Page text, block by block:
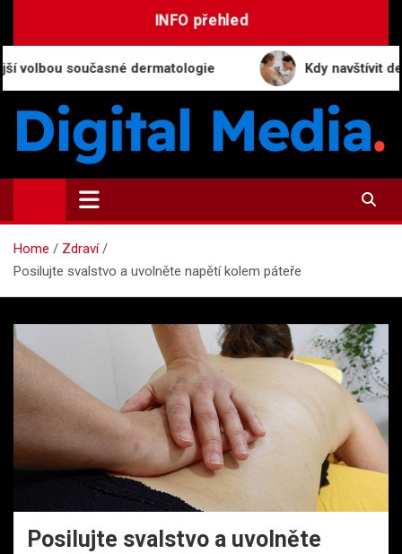
INFO přehled
dermatologie Kdy navštívit
Digital-Media.cz
Magazín zpravodajství a novinek
Home
Zdraví
Posilujte svalstvo a uvolněte napětí kolem páteře
Posilujte svalstvo a uvolněte